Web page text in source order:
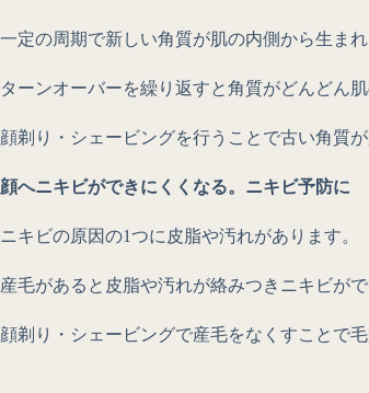
一定の周期で新しい角質が肌の内側から生ま
ターンオーバーを繰り返すと角質がどんどん
顔剃り・シェービングを行うことで古い角質
顔へニキビができにくくなる。ニキビ予防に
ニキビの原因の1つに皮脂や汚れがあります。
産毛があると皮脂や汚れが絡みつきニキビが
顔剃り・シェービングで産毛をなくすことで